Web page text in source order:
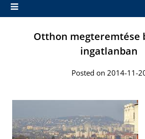
Otthon megteremtése
ingatlanban
Posted on 2014-11-